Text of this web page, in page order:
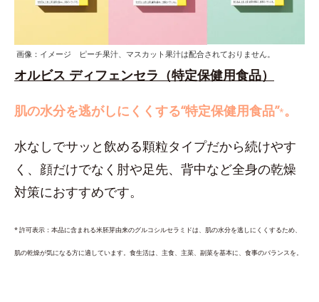
画像：イメージ ピーチ果汁、マスカット果汁は配合されておりません。
オルビス ディフェンセラ（特定保健用食品）
肌の水分を逃がしにくくする“特定保健用食品”*。
水なしでサッと飲める顆粒タイプだから続けやす
く、顔だけでなく肘や足先、背中など全身の乾燥
対策におすすめです。
* 許可表示：本品に含まれる米胚芽由来のグルコシルセラミドは、肌の水分を逃しにくくするため、
肌の乾燥が気になる方に適しています。食生活は、主食、主菜、副菜を基本に、食事のバランスを。